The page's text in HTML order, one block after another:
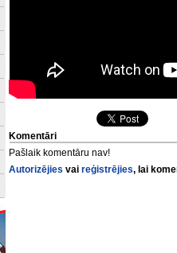
Komentāri
Pašlaik komentāru nav!
Autorizējies vaireģistrējies, lai